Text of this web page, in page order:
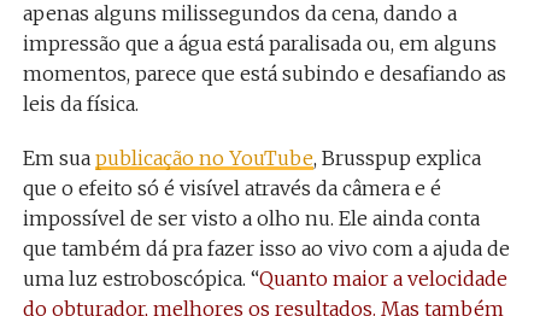
apenas alguns milissegundos da cena, dando a
impressão que a água está paralisada ou, em alguns
momentos, parece que está subindo e desafiando as
leis da física.
Em sua publicação no YouTube, Brusspup explica
que o efeito só é visível através da câmera e é
impossível de ser visto a olho nu. Ele ainda conta
que também dá pra fazer isso ao vivo com a ajuda de
uma luz estroboscópica. “Quanto maior a velocidade
do obturador, melhores os resultados. Mas também